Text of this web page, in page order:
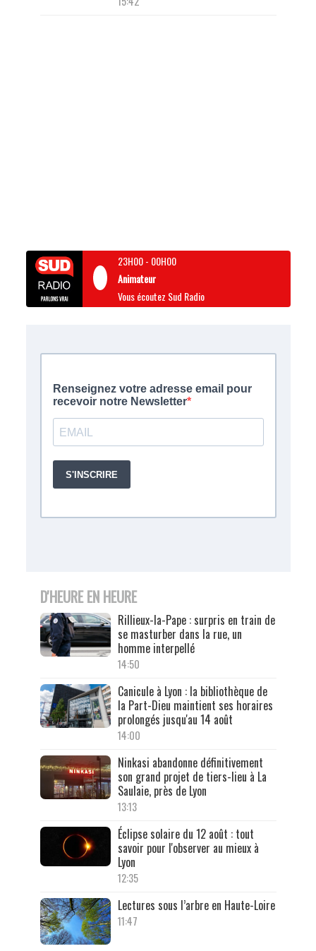
23H00- 00H00
Animateur
Vous écoutez Sud Radio
D'HEURE EN HEURE
Rillieux-la-Pape : surpris en train de
se masturber dans la rue, un
homme interpellé
14:50
Canicule à Lyon : la bibliothèque de
la Part-Dieu maintient ses horaires
prolongés jusqu'au 14 août
14:00
Ninkasi abandonne définitivement
son grand projet de tiers-lieu à La
Saulaie, près de Lyon
13:13
Éclipse solaire du 12 août : tout
savoir pour l'observer au mieux à
Lyon
12:35
Lectures sous l’arbre en Haute-Loire
11:47